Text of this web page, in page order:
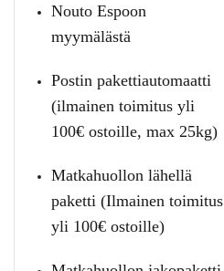
Nouto Espoon
myymälästä
Postin pakettiautomaatti
(ilmainen toimitus yli
100€ ostoille, max 25kg)
Matkahuollon lähellä
paketti (Ilmainen toimitus
yli 100€ ostoille)